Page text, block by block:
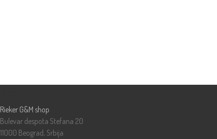
Rieker G&M shop
Bulevar despota Stefana 20
11000 Beograd, Srbija